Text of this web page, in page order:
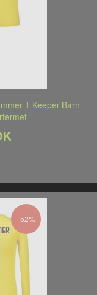
1 Keeper Barn
-52%